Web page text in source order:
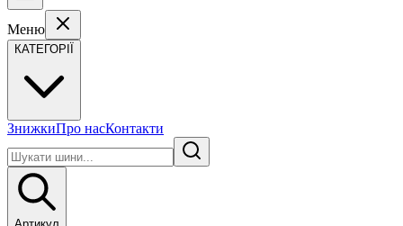
Меню
КАТЕГОРІЇ
ЗнижкиПро насКонтакти